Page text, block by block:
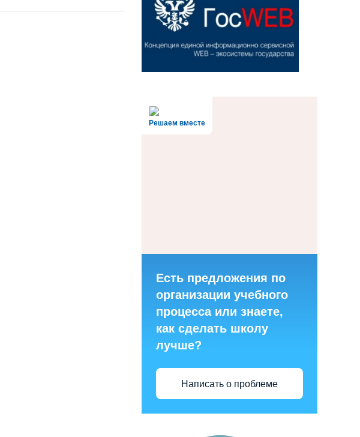
Решаем вместе
Есть предложения по
организации учебного
процесса или знаете,
как сделать школу
лучше?
Написать о проблеме